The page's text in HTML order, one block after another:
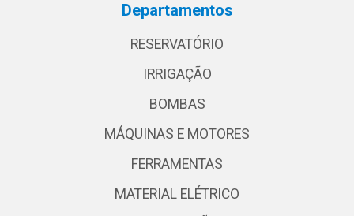
Departamentos
RESERVATÓRIO
IRRIGAÇÃO
BOMBAS
MÁQUINAS E MOTORES
FERRAMENTAS
MATERIAL ELÉTRICO